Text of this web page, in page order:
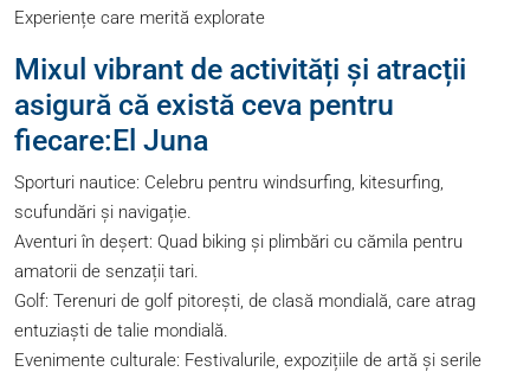
Experiențe care merită explorate
Mixul vibrant de activități și atracții
asigură că există ceva pentru
fiecare:El Juna
Sporturi nautice: Celebru pentru windsurfing, kitesurfing,
scufundări și navigație.
Aventuri în deșert: Quad biking și plimbări cu cămila pentru
amatorii de senzații tari.
Golf: Terenuri de golf pitorești, de clasă mondială, care atrag
entuziaști de talie mondială.
Evenimente culturale: Festivalurile, expozițiile de artă și serile